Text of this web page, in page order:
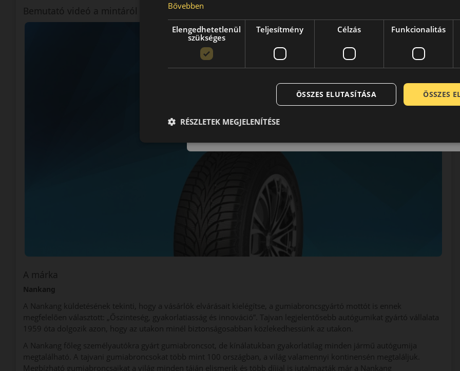
Bemutató videó a mintáról
A márka
Nankang
A Nankang küldetésének tekinti, hogy a vásárlók elvárásait kielégítse, a gumiabroncsgyártó mottót is ennek
megfelelően választott: „Őszinteség, gyakorlatiasság és innováció”. Tajvan legjelentősebb autógumikat gyártó vállalata
1959 óta dolgozik azon, hogy az utakon minél biztonságosabban közlekedhessünk az utakon.
A Nankang főleg személyautókra gyárt gumiabroncsot, de kínálatukban gyakorlatilag minden jármű autógumija
megtalálható. A tajvani gumiabroncsokat több mint 100 országban, a világ valamennyi kontinensén megtaláljuk.
Megbízható gumiabroncsaikat a világ minden táján elismerik és több díjjal is jutalmazták már a Nankang
Bővebben
Elengedhetetlenül
szükséges
Teljesítmény Célzás Funkcionalitás
ÖSSZES
ÖSSZES ELUTASÍTÁSA
RÉSZLETEK MEGJELENÍTÉSE